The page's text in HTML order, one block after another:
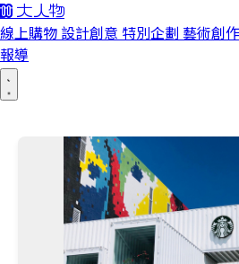
線上購物 設計創意 特別企劃 藝術創作
報導